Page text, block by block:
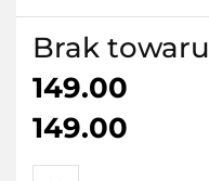
Brak towaru
149.00
149.00